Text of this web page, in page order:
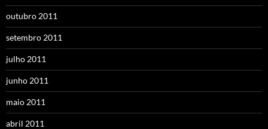
outubro 2011
setembro 2011
julho 2011
junho 2011
maio 2011
abril 2011